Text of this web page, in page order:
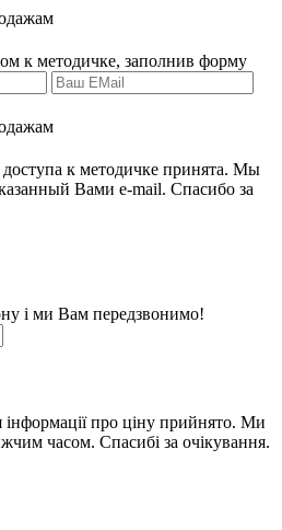
к методичке, заполнив форму
к методичке принята. Мы
Вами e-mail. Спасибо за
і ми Вам передзвонимо!
про ціну прийнято. Ми
часом. Спасибі за очікування.